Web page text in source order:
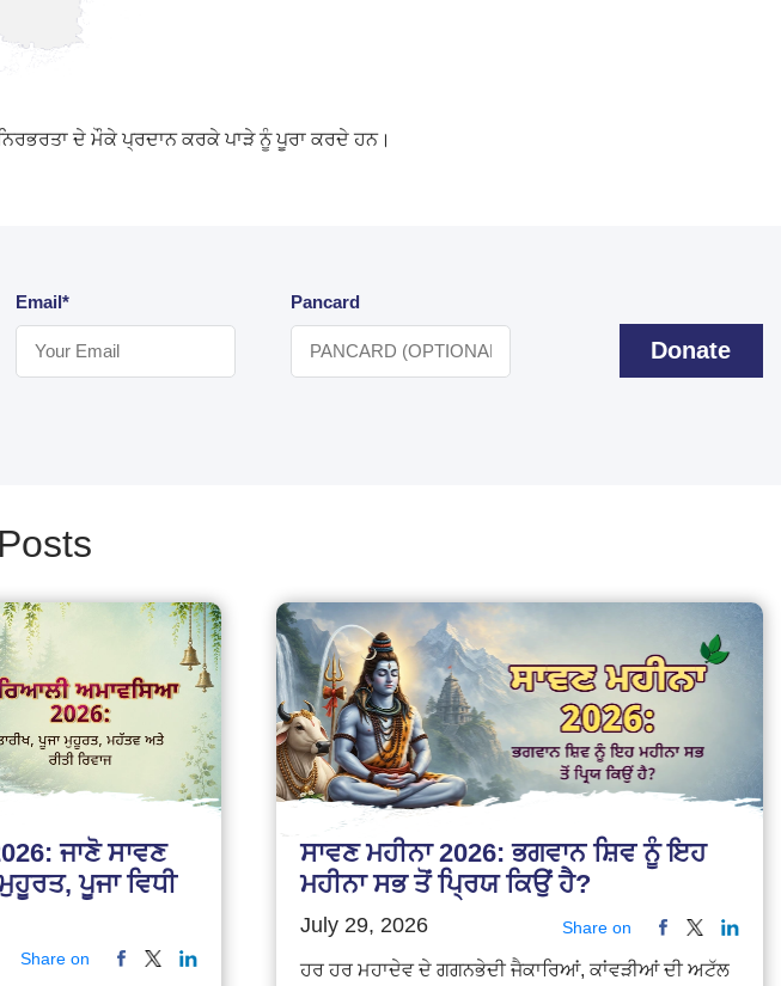
ਦੇ ਮੌਕੇ ਪ੍ਰਦਾਨ ਕਰਕੇ ਪਾੜੇ ਨੂੰ ਪੂਰਾ ਕਰਦੇ ਹਨ।
Email* Pancard
Donate
ਜਾਣੋ ਸਾਵਣ
ਪੂਜਾ ਵਿਧੀ
Share on
ਸਾਵਣ ਮਹੀਨਾ 2026: ਭਗਵਾਨ ਸ਼ਿਵ ਨੂੰ ਇਹ
ਮਹੀਨਾ ਸਭ ਤੋਂ ਪ੍ਰਿਯ ਕਿਉਂ ਹੈ?
July 29, 2026 Share on
ਹਰ ਹਰ ਮਹਾਦੇਵ ਦੇ ਗਗਨਭੇਦੀ ਜੈਕਾਰਿਆਂ, ਕਾਂਵੜੀਆਂ ਦੀ ਅਟੱਲ